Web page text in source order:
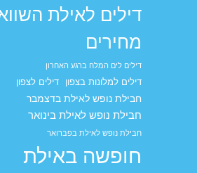
דילים לאילת
מחירים
דילים לים המלח ברגע האחרון
דילים למלונות בצפון דילים לצפון
חבילת נופש לאילת בדצמבר
חבילת נופש לאילת בינואר
חבילת נופש לאילת בפברואר
חופשה באילת